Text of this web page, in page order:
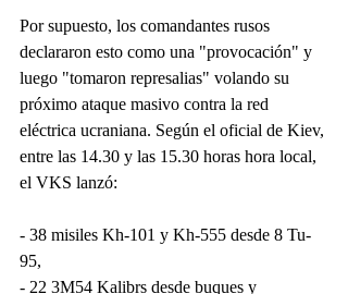
Por supuesto, los comandantes rusos
declararon esto como una "provocación" y
luego "tomaron represalias" volando su
próximo ataque masivo contra la red
eléctrica ucraniana. Según el oficial de Kiev,
entre las 14.30 y las 15.30 horas hora local,
el VKS lanzó:
- 38 misiles Kh-101 y Kh-555 desde 8 Tu-
95,
- 22 3M54 Kalibrs desde buques y